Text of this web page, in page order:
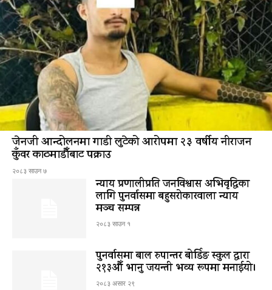
जेनजी आन्दोलनमा गाडी लुटेको आरोपमा २३ वर्षीय नीराजन
कुँवर काठमाडौँबाट पक्राउ
२०८३ साउन ७
न्याय प्रणालीप्रति जनविश्वास अभिवृद्धिका
लागि पुनर्वासमा बहुसरोकारवाला न्याय
मञ्च सम्पन्न
२०८३ साउन १
पुनर्वासमा बाल रुपान्तर बोर्डिङ स्कुल द्धारा
२१३औँ भानु जयन्ती भव्य रूपमा मनाईयो।
२०८३ असार २९